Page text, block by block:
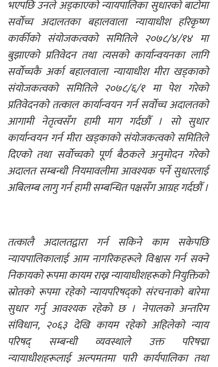
भएपछि उनले अड्काएको न्यायपालिका सुधारको बाटोमा
सर्वोच्च अदालतका बहालवाला न्यायाधीश हरिकृष्ण
कार्कीको संयोजकत्वको समितिले २०७८/४/१४ मा
बुझाएको प्रतिवेदन तथा त्यसको कार्यान्वयनका लागि
सर्वोच्चकै अर्का बहालवाला न्यायाधीश मीरा खड्काको
संयोजकत्वको समितिले २०७८/६/१ मा पेश गरेको
प्रतिवेदनको तत्काल कार्यान्वयन गर्न सर्वोच्च अदालतको
आगामी नेतृत्वसँग हामी माग गर्दछौँ । सो सुधार
कार्यान्वयन गर्न मीरा खड्काको संयोजकत्वको समितिले
दिएको तथा सर्वोच्चको पूर्ण बैठकले अनुमोदन गरेको
अदालत सम्बन्धी नियमावलीमा आवश्यक पर्ने सुधारलाई
अबिलम्ब लागु गर्न हामी सम्बन्धित पक्षसँग आग्रह गर्दछौँ ।
तत्कालै अदालतद्वारा गर्न सकिने काम सकेपछि
न्यायपालिकालाई आम नागरिकहरूले विश्वास गर्न सक्ने
निकायको रूपमा कायम राख्न न्यायाधीशहरूको नियुक्तिको
स्रोतको रूपमा रहेको न्यायपरिषद्को संरचनाको बारेमा
सुधार गर्नु आवश्यक रहेको छ । नेपालको अन्तरिम
संविधान, २०६३ देखि कायम रहेको अहिलेको न्याय
परिषद् सम्बन्धी व्यवस्थाले उक्त परिषद्मा
न्यायाधीशहरूलाई अल्पमतमा पारी कार्यपालिका तथा